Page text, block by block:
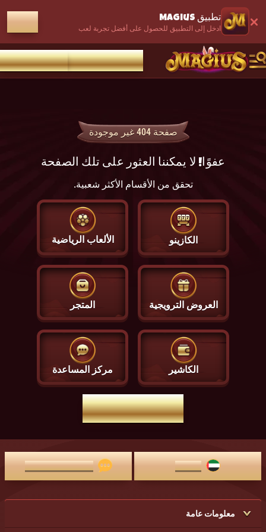
تطبيق Magius
ادخل إلى التطبيق للحصول على أفضل تجربة لعب
فتح
تسجيل الدخول إنشاء حساب
صفحة 404 غير موجودة
عفوًا! لا يمكننا العثور على تلك الصفحة
تحقق من الأقسام الأكثر شعبية.
الكازينو الألعاب الرياضية
العروض الترويجية المتجر
الكاشير مركز المساعدة
الصفحة الرئيسية
العربية الدردشة المباشرة
معلومات عامة